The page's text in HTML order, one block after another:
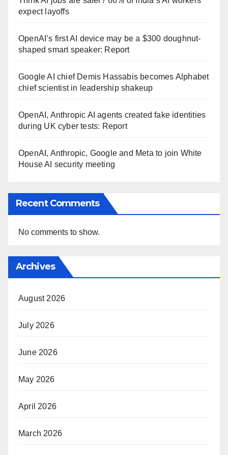
expect layoffs
OpenAI’s first AI device may be a $300 doughnut-
shaped smart speaker: Report
Google AI chief Demis Hassabis becomes Alphabet
chief scientist in leadership shakeup
OpenAI, Anthropic AI agents created fake identities
during UK cyber tests: Report
OpenAI, Anthropic, Google and Meta to join White
House AI security meeting
Recent Comments
No comments to show.
Archives
August 2026
July 2026
June 2026
May 2026
April 2026
March 2026